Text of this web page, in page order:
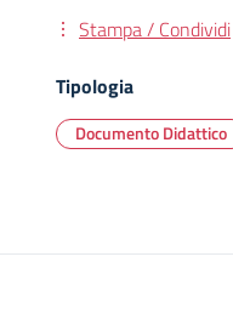
Stampa / Condividi
Tipologia
Documento Didattico